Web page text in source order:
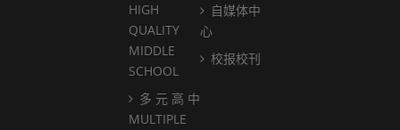
HIGH
QUALITY
MIDDLE
SCHOOL
多 元 高 中
MULTIPLE
自媒体中
心
校报校刊